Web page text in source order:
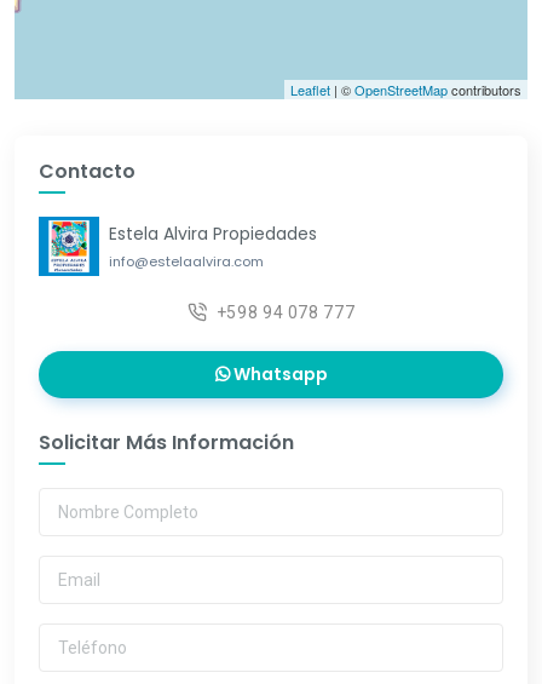
Leaflet | ©OpenStreetMapcontributors
Contacto
Estela Alvira Propiedades
info@estelaalvira.com
+598 94 078 777
Whatsapp
Solicitar Más Información